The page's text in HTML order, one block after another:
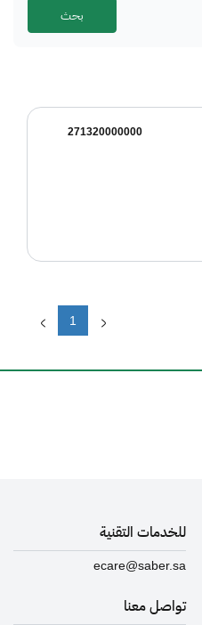
271320000000
1
للخدمات التقنية
ecare@saber.sa
تواصل معنا